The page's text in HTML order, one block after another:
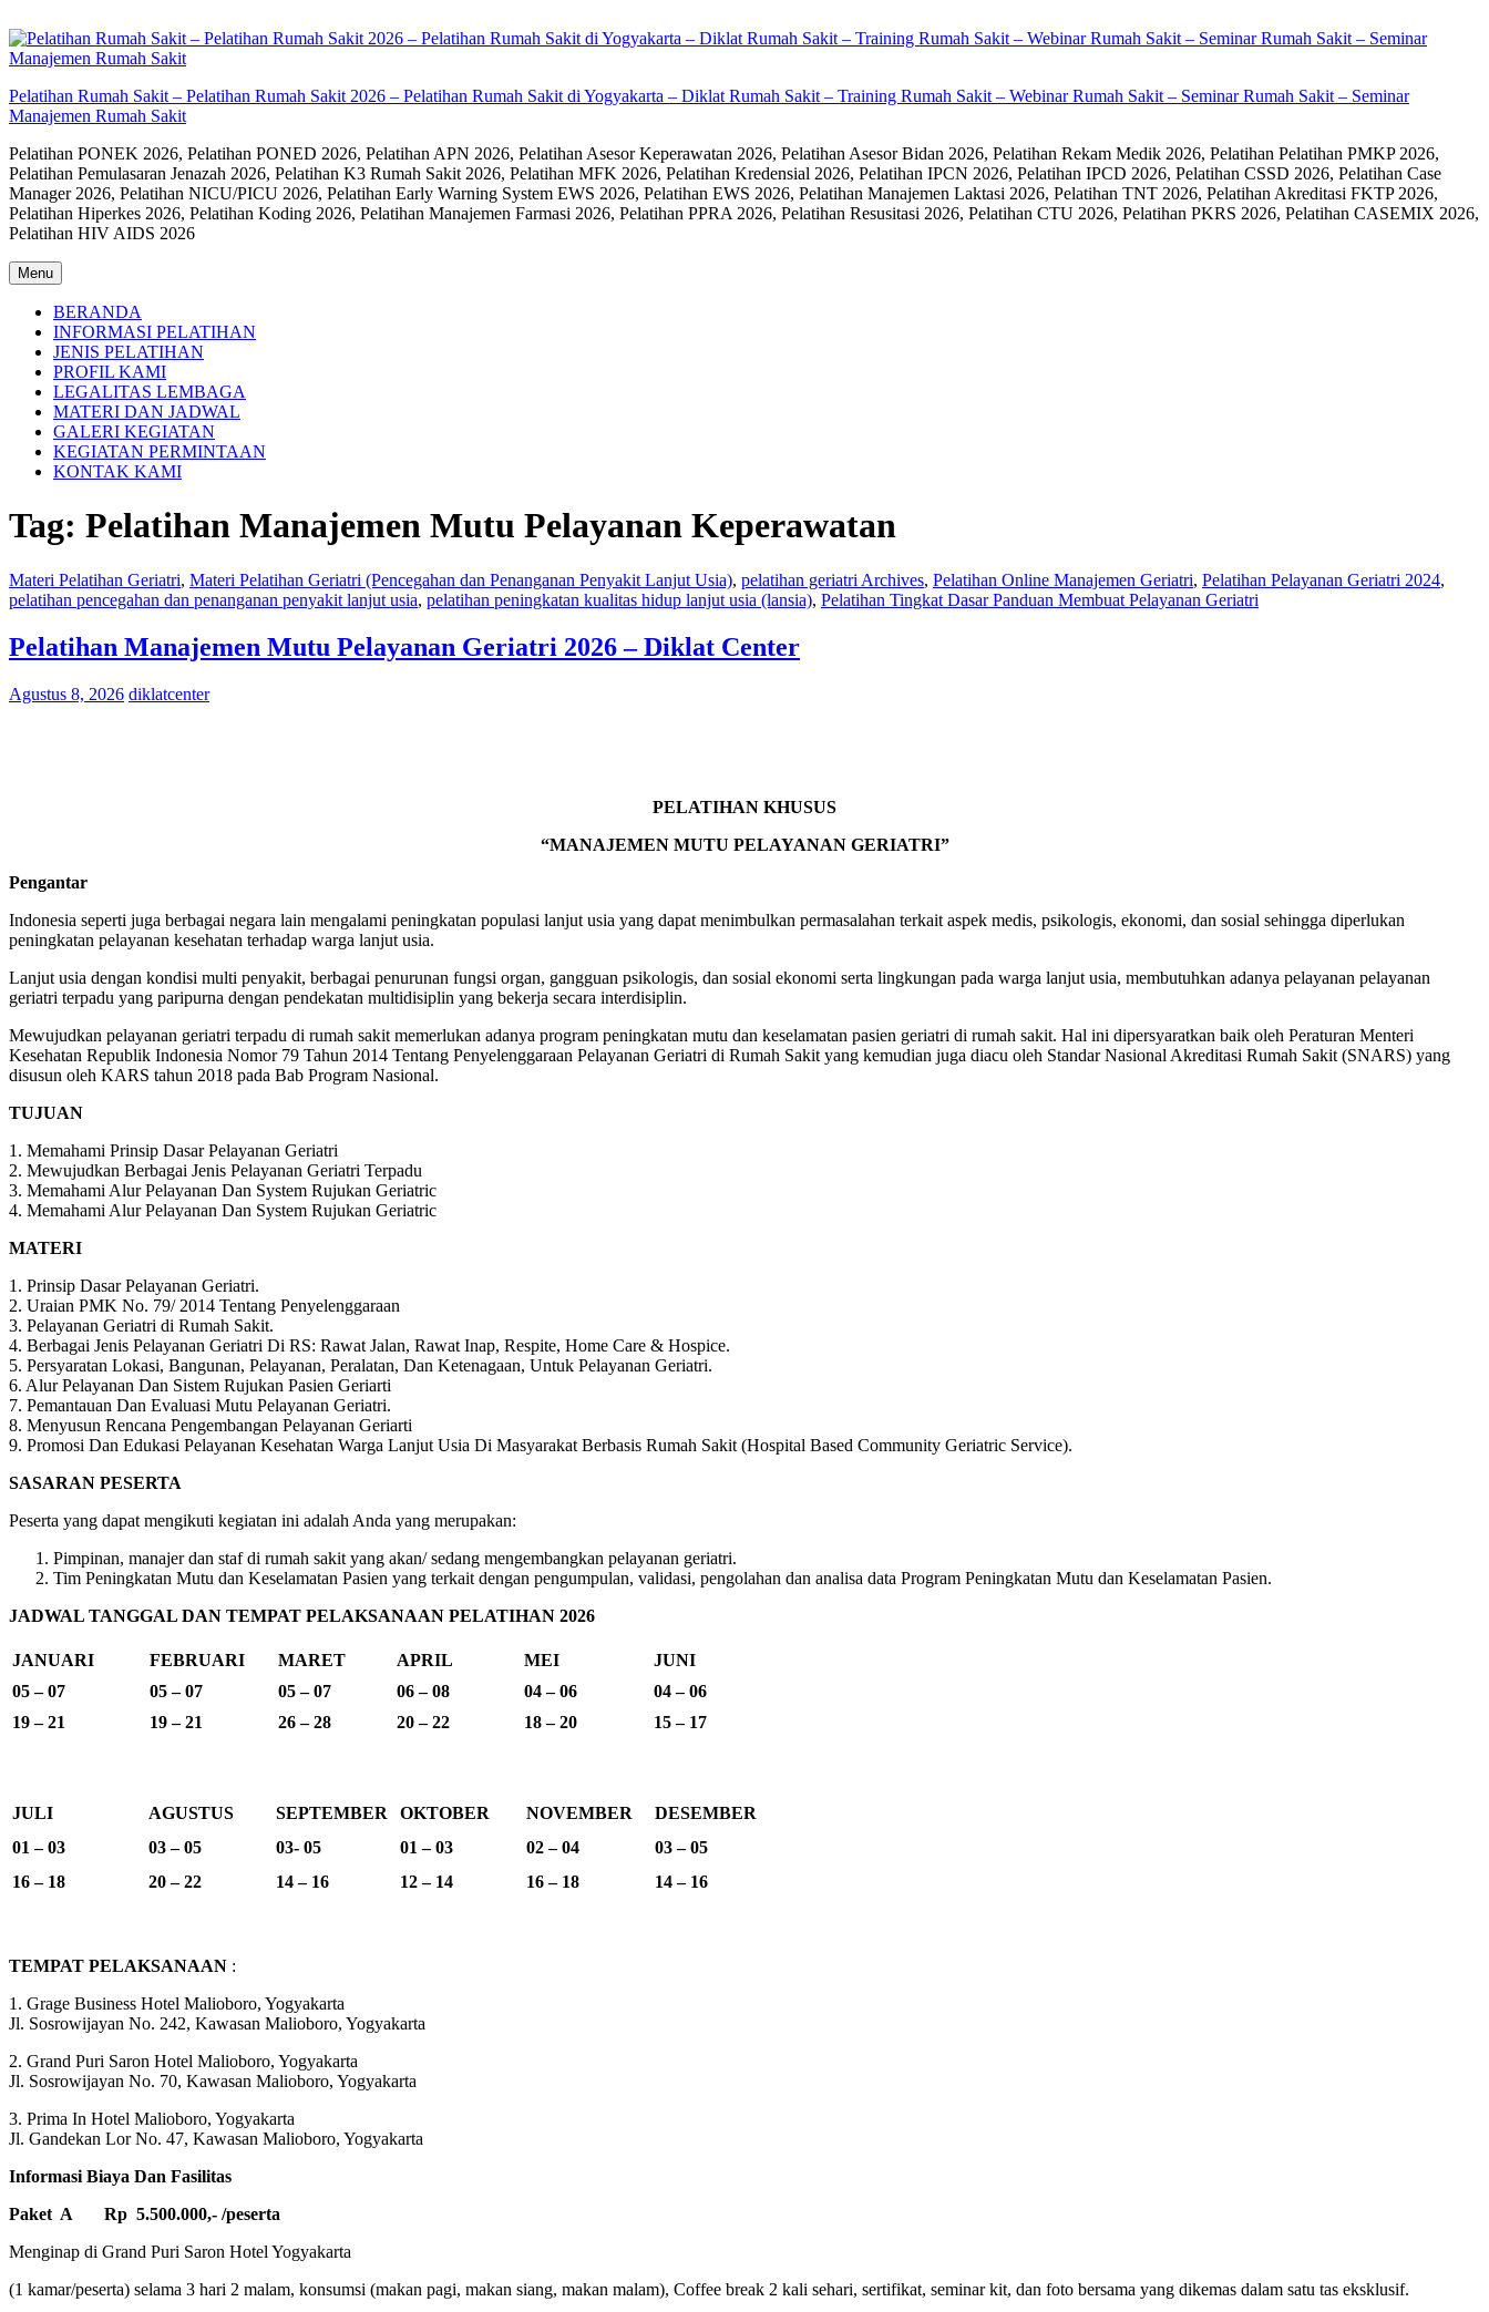
to
content
Pelatihan Rumah Sakit – Pelatihan Rumah Sakit 2026 – Pelatihan Rumah Sakit di Yogyakarta – Diklat Rumah Sakit – Training Rumah Sakit – Webinar Rumah Sakit – Seminar Rumah Sakit – Seminar
Manajemen Rumah Sakit
Pelatihan PONEK 2026, Pelatihan PONED 2026, Pelatihan APN 2026, Pelatihan Asesor Keperawatan 2026, Pelatihan Asesor Bidan 2026, Pelatihan Rekam Medik 2026, Pelatihan Pelatihan PMKP 2026,
Pelatihan Pemulasaran Jenazah 2026, Pelatihan K3 Rumah Sakit 2026, Pelatihan MFK 2026, Pelatihan Kredensial 2026, Pelatihan IPCN 2026, Pelatihan IPCD 2026, Pelatihan CSSD 2026, Pelatihan Case
Manager 2026, Pelatihan NICU/PICU 2026, Pelatihan Early Warning System EWS 2026, Pelatihan EWS 2026, Pelatihan Manajemen Laktasi 2026, Pelatihan TNT 2026, Pelatihan Akreditasi FKTP 2026,
Pelatihan Hiperkes 2026, Pelatihan Koding 2026, Pelatihan Manajemen Farmasi 2026, Pelatihan PPRA 2026, Pelatihan Resusitasi 2026, Pelatihan CTU 2026, Pelatihan PKRS 2026, Pelatihan CASEMIX 2026,
Pelatihan HIV AIDS 2026
Menu
BERANDA
INFORMASI PELATIHAN
JENIS PELATIHAN
PROFIL KAMI
LEGALITAS LEMBAGA
MATERI DAN JADWAL
GALERI KEGIATAN
KEGIATAN PERMINTAAN
KONTAK KAMI
Tag: Pelatihan Manajemen Mutu Pelayanan Keperawatan
Materi Pelatihan Geriatri, Materi Pelatihan Geriatri (Pencegahan dan Penanganan Penyakit Lanjut Usia), pelatihan geriatri Archives, Pelatihan Online Manajemen Geriatri, Pelatihan Pelayanan Geriatri 2024,
pelatihan pencegahan dan penanganan penyakit lanjut usia, pelatihan peningkatan kualitas hidup lanjut usia (lansia), Pelatihan Tingkat Dasar Panduan Membuat Pelayanan Geriatri
Pelatihan Manajemen Mutu Pelayanan Geriatri 2026 – Diklat Center
Agustus 8, 2026 diklatcenter
PELATIHAN KHUSUS
“MANAJEMEN MUTU PELAYANAN GERIATRI”
Pengantar
Indonesia seperti juga berbagai negara lain mengalami peningkatan populasi lanjut usia yang dapat menimbulkan permasalahan terkait aspek medis, psikologis, ekonomi, dan sosial sehingga diperlukan
peningkatan pelayanan kesehatan terhadap warga lanjut usia.
Lanjut usia dengan kondisi multi penyakit, berbagai penurunan fungsi organ, gangguan psikologis, dan sosial ekonomi serta lingkungan pada warga lanjut usia, membutuhkan adanya pelayanan pelayanan
geriatri terpadu yang paripurna dengan pendekatan multidisiplin yang bekerja secara interdisiplin.
Mewujudkan pelayanan geriatri terpadu di rumah sakit memerlukan adanya program peningkatan mutu dan keselamatan pasien geriatri di rumah sakit. Hal ini dipersyaratkan baik oleh Peraturan Menteri
Kesehatan Republik Indonesia Nomor 79 Tahun 2014 Tentang Penyelenggaraan Pelayanan Geriatri di Rumah Sakit yang kemudian juga diacu oleh Standar Nasional Akreditasi Rumah Sakit (SNARS) yang
disusun oleh KARS tahun 2018 pada Bab Program Nasional.
TUJUAN
1. Memahami Prinsip Dasar Pelayanan Geriatri
2. Mewujudkan Berbagai Jenis Pelayanan Geriatri Terpadu
3. Memahami Alur Pelayanan Dan System Rujukan Geriatric
4. Memahami Alur Pelayanan Dan System Rujukan Geriatric
MATERI
1. Prinsip Dasar Pelayanan Geriatri.
2. Uraian PMK No. 79/ 2014 Tentang Penyelenggaraan
3. Pelayanan Geriatri di Rumah Sakit.
4. Berbagai Jenis Pelayanan Geriatri Di RS: Rawat Jalan, Rawat Inap, Respite, Home Care & Hospice.
5. Persyaratan Lokasi, Bangunan, Pelayanan, Peralatan, Dan Ketenagaan, Untuk Pelayanan Geriatri.
6. Alur Pelayanan Dan Sistem Rujukan Pasien Geriarti
7. Pemantauan Dan Evaluasi Mutu Pelayanan Geriatri.
8. Menyusun Rencana Pengembangan Pelayanan Geriarti
9. Promosi Dan Edukasi Pelayanan Kesehatan Warga Lanjut Usia Di Masyarakat Berbasis Rumah Sakit (Hospital Based Community Geriatric Service).
SASARAN PESERTA
Peserta yang dapat mengikuti kegiatan ini adalah Anda yang merupakan:
Pimpinan, manajer dan staf di rumah sakit yang akan/ sedang mengembangkan pelayanan geriatri.
Tim Peningkatan Mutu dan Keselamatan Pasien yang terkait dengan pengumpulan, validasi, pengolahan dan analisa data Program Peningkatan Mutu dan Keselamatan Pasien.
JADWAL TANGGAL DAN TEMPAT PELAKSANAAN PELATIHAN 2026
JANUARI FEBRUARI MARET APRIL MEI
JUNI
05 – 07
05 – 07 05 – 07 06 – 08 04 – 06
04 – 06
19 – 21
19 – 21 26 – 28 20 – 22 18 – 20 15 – 17
JULI AGUSTUS SEPTEMBER OKTOBER NOVEMBER
DESEMBER
01 – 03
03 – 05 03- 05 01 – 03 02 – 04
03 – 05
16 – 18
20 – 22 14 – 16 12 – 14 16 – 18 14 – 16
TEMPAT PELAKSANAAN :
1. Grage Business Hotel Malioboro, Yogyakarta
Jl. Sosrowijayan No. 242, Kawasan Malioboro, Yogyakarta
2. Grand Puri Saron Hotel Malioboro, Yogyakarta
Jl. Sosrowijayan No. 70, Kawasan Malioboro, Yogyakarta
3. Prima In Hotel Malioboro, Yogyakarta
Jl. Gandekan Lor No. 47, Kawasan Malioboro, Yogyakarta
Informasi Biaya Dan Fasilitas
Paket A Rp 5.500.000,- /peserta
Menginap di Grand Puri Saron Hotel Yogyakarta
(1 kamar/peserta) selama 3 hari 2 malam, konsumsi (makan pagi, makan siang, makan malam), Coffee break 2 kali sehari, sertifikat, seminar kit, dan foto bersama yang dikemas dalam satu tas eksklusif.